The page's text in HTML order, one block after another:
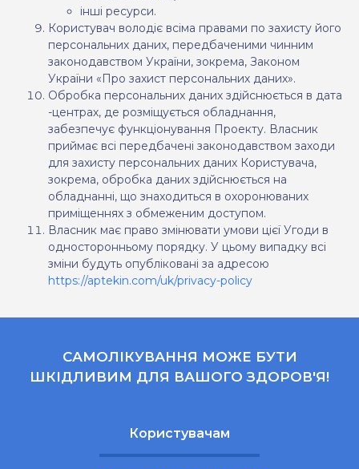
інші ресурси.
Користувач володіє всіма правами по захисту його
персональних даних, передбаченими чинним
законодавством України, зокрема, Законом
України «Про захист персональних даних».
Обробка персональних даних здійснюється в дата
-центрах, де розміщується обладнання,
забезпечує функціонування Проекту. Власник
приймає всі передбачені законодавством заходи
для захисту персональних даних Користувача,
зокрема, обробка даних здійснюється на
обладнанні, що знаходиться в охоронюваних
приміщеннях з обмеженим доступом.
Власник має право змінювати умови цієї Угоди в
односторонньому порядку. У цьому випадку всі
зміни будуть опубліковані за адресою
https://aptekin.com/uk/privacy-policy
САМОЛІКУВАННЯ МОЖЕ БУТИ
ШКІДЛИВИМ ДЛЯ ВАШОГО ЗДОРОВ'Я!
Користувачам